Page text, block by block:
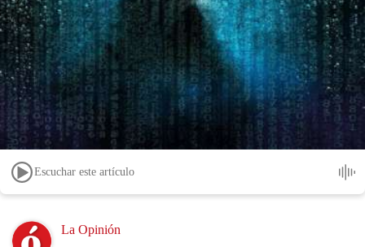
Escuchar este artículo
Image La Opinión